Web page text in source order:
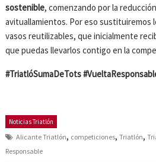
sostenible, comenzando por la
avituallamientos. Por eso sustituiremos
vasos reutilizables, que inicialmente
que puedas llevarlos contigo en la
#TriatlóSumaDeTots
Noticias Triatlón
Alicante Triatlón, competiciones,Triatlón,
Responsable